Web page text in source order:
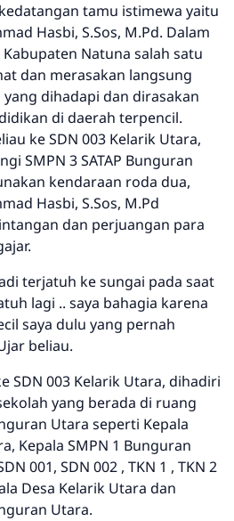
tamu istimewa yaitu
Hasbi, S.Sos, M.Pd. Dalam
Natuna salah satu
dan merasakan langsung
dihadapi dan dirasakan
di daerah terpencil.
ke SDN 003 Kelarik Utara,
SMPN 3 SATAP Bunguran
kendaraan roda dua,
Hasbi, S.Sos, M.Pd
dan perjuangan para
terjatuh ke sungai pada saat
lagi .. saya bahagia karena
saya dulu yang pernah
beliau.
SDN 003 Kelarik Utara, dihadiri
yang berada di ruang
Utara seperti Kepala
Kepala SMPN 1 Bunguran
001, SDN 002 , TKN 1 , TKN 2
Desa Kelarik Utara dan
Utara.